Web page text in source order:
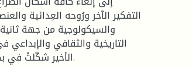
التفكير الآخر ورُوحه العِدائية
والسيكولوجية من جهة
التاريخية والثقافي
الأخير شكّلتْ في بحثنا مدارًا من التجاذُبات بين العربي واليهودي.